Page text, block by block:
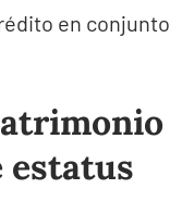
en conjunto
estatus